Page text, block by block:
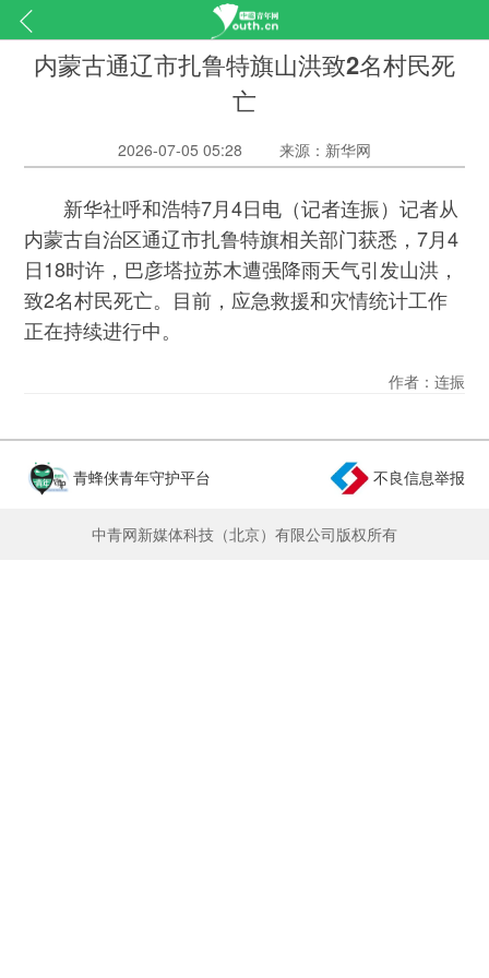
内蒙古通辽市扎鲁特旗山洪致2名村民死
亡
2026-07-05 05:28 来源：新华网
新华社呼和浩特7月4日电（记者连振）记者从
内蒙古自治区通辽市扎鲁特旗相关部门获悉，7月4
日18时许，巴彦塔拉苏木遭强降雨天气引发山洪，
致2名村民死亡。目前，应急救援和灾情统计工作
正在持续进行中。
作者：连振
青蜂侠青年守护平台 不良信息举报
中青网新媒体科技（北京）有限公司版权所有